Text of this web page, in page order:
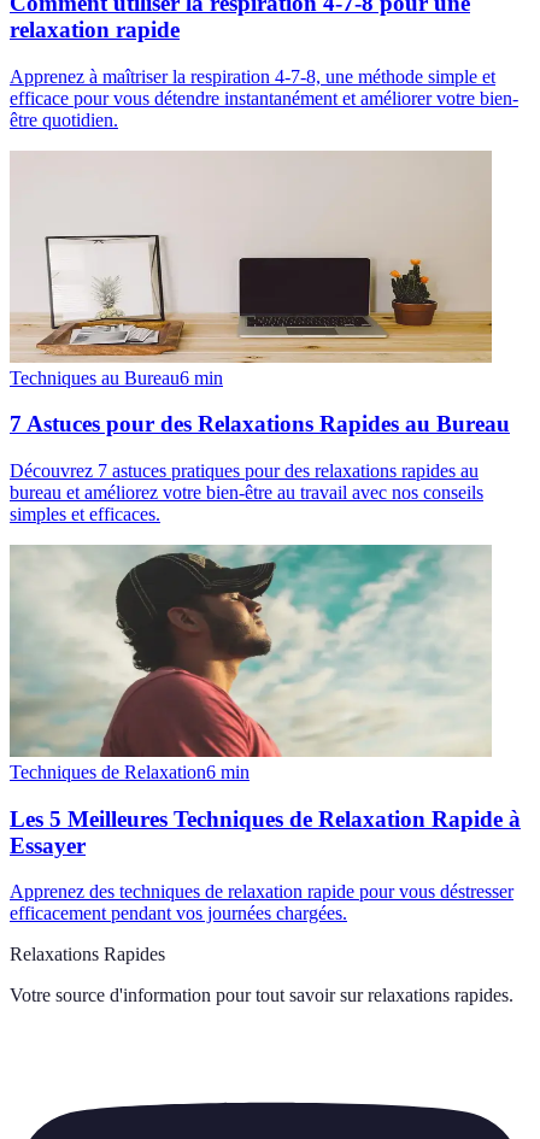
relaxation rapide
Apprenez à maîtriser la respiration 4-7-8, une méthode simple et
efficace pour vous détendre instantanément et améliorer votre bien-
être quotidien.
Techniques au Bureau6 min
7 Astuces pour des Relaxations Rapides au Bureau
Découvrez 7 astuces pratiques pour des relaxations rapides au
bureau et améliorez votre bien-être au travail avec nos conseils
simples et efficaces.
Techniques de Relaxation6 min
Les 5 Meilleures Techniques de Relaxation Rapide à
Essayer
Apprenez des techniques de relaxation rapide pour vous déstresser
efficacement pendant vos journées chargées.
Relaxations Rapides
Votre source d'information pour tout savoir sur relaxations rapides.